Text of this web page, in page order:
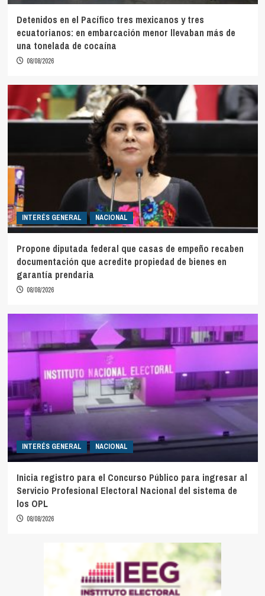
Detenidos en el Pacífico tres mexicanos y tres
ecuatorianos: en embarcación menor llevaban más de
una tonelada de cocaína
08/08/2026
INTERÉS GENERAL NACIONAL
Propone diputada federal que casas de empeño recaben
documentación que acredite propiedad de bienes en
garantía prendaria
08/08/2026
INTERÉS GENERAL NACIONAL
Inicia registro para el Concurso Público para ingresar al
Servicio Profesional Electoral Nacional del sistema de
los OPL
08/08/2026